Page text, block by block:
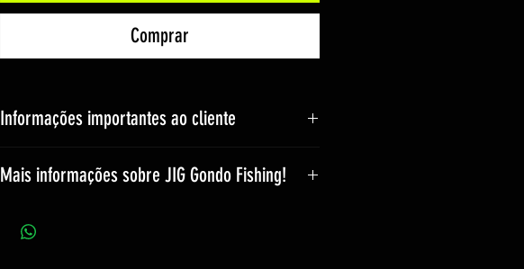
Comprar
Informações importantes ao cliente
O prazo de entrega pode aumentar, conforme a
manualmente.
Mantenha lonje de crianças.
Mais informações sobre JIG Gondo Fishing!